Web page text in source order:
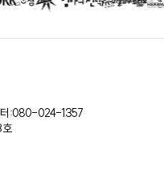
터:080-024-1357